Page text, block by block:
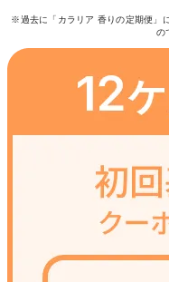
※過去に「カラリア 香りの定期便」
の